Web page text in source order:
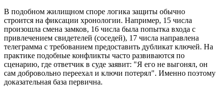
В подобном жилищном споре логика защиты обычно
строится на фиксации хронологии. Например, 15 числа
произошла смена замков, 16 числа была попытка входа с
привлечением свидетелей (соседей), 17 числа направлена
телеграмма с требованием предоставить дубликат ключей. На
практике подобные конфликты часто развиваются по
сценарию, где ответчик в суде заявит: "Я его не выгонял, он
сам добровольно переехал и ключи потерял". Именно поэтому
доказательная база первична.